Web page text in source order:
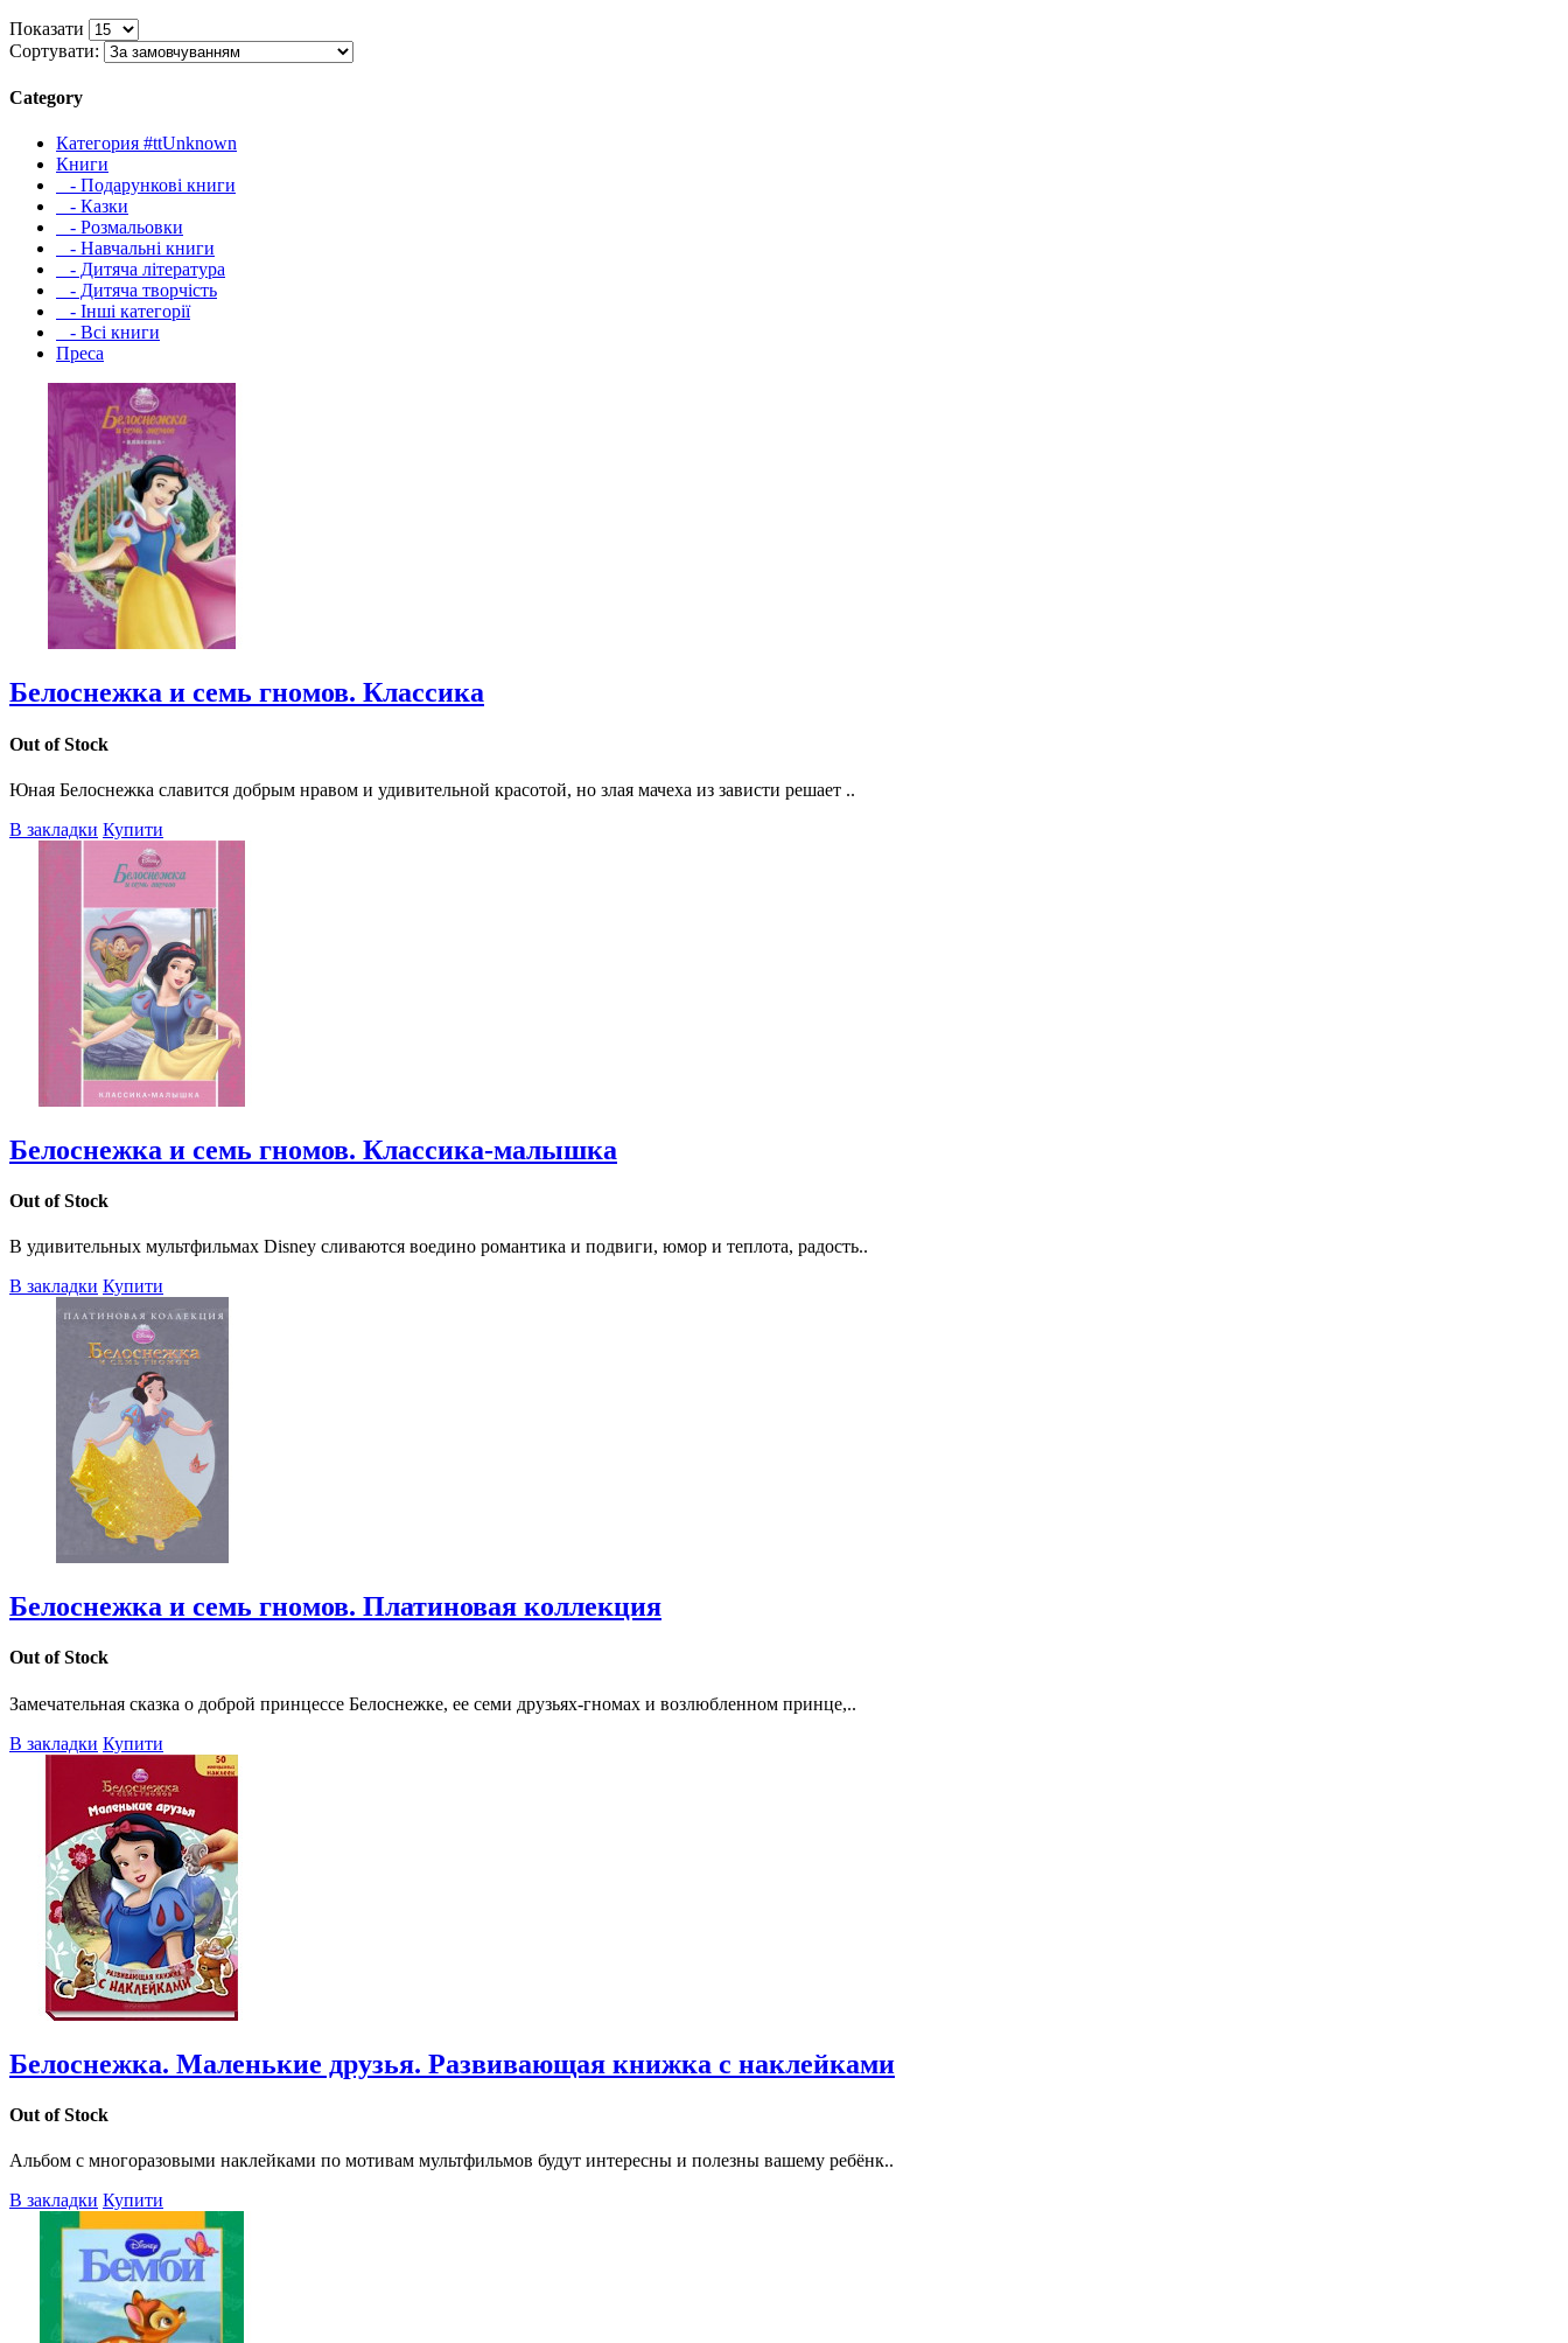
Показати
Сортувати:
Category
Категория #ttUnknown
Книги
- Подарункові книги
- Казки
- Розмальовки
- Навчальні книги
- Дитяча література
- Дитяча творчість
- Інші категорії
- Всі книги
Преса
Белоснежка и семь гномов. Классика
Out of Stock
Юная Белоснежка славится добрым нравом и удивительной красотой, но злая мачеха из зависти решает ..
В закладки Купити
Белоснежка и семь гномов. Классика-малышка
Out of Stock
В удивительных мультфильмах Disney сливаются воедино романтика и подвиги, юмор и теплота, радость..
В закладки Купити
Белоснежка и семь гномов. Платиновая коллекция
Out of Stock
Замечательная сказка о доброй принцессе Белоснежке, ее семи друзьях-гномах и возлюбленном принце,..
В закладки Купити
Белоснежка. Маленькие друзья. Развивающая книжка с наклейками
Out of Stock
Альбом с многоразовыми наклейками по мотивам мультфильмов будут интересны и полезны вашему ребёнк..
В закладки Купити